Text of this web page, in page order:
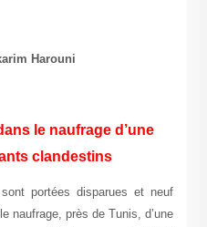
Harouni
le naufrage d’une
clandestins
portées disparues et neuf
naufrage, près de Tunis, d’une